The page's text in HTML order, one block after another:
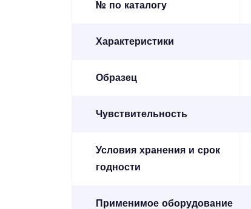
№ по каталогу
Характеристики
Образец
Чувствительность
Условия хранения и срок
годности
Применимое оборудование